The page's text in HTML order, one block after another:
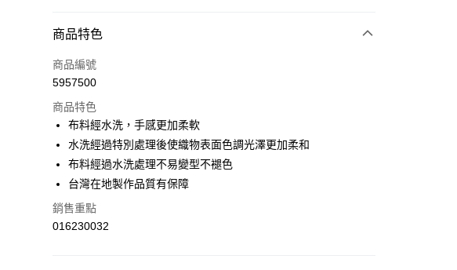
合作金庫商業銀行
華南商業銀行
上海商業儲蓄銀行
國泰世華商業銀行
臺灣中小企業銀行
台中商業銀行
聯邦商業銀行
遠東國際商業銀行
元大商業銀行
玉山商業銀行
台新國際商業銀行
6 期 0 利率 每期
華南商業銀行
上海商業儲蓄銀行
國泰世華商業銀行
兆豐國際商業銀行
臺灣中小企業銀行
台中商業銀行
匯豐（台灣）商業銀行
元大商業銀行
玉山商業銀行
LINE Pay
Apple Pay
街口支付
AFTEE先享後付
相關說明
【關於「AFTEE先享後付」】
商品特色
商品編號
5957500
商品特色
布料經水洗，手感更加柔軟
水洗經過特別處理後使織物表面色調光澤更加柔和
布料經過水洗處理不易變型不褪色
台灣在地製作品質有保障
銷售重點
016230032